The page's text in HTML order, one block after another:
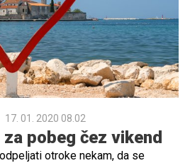
17. 01. 2020 08.02
pobeg čez vikend
otroke nekam, da se